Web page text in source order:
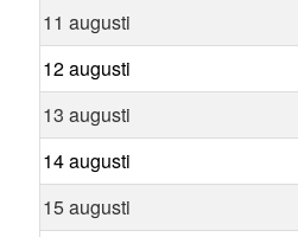
11 augusti
12 augusti
13 augusti
14 augusti
15 augusti